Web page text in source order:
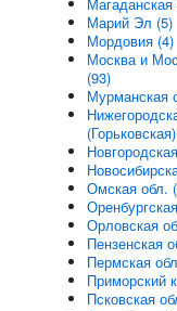
Марий Эл (5)
Мордовия (4)
Москва и
(93)
Мурманская
Омская обл.
Орловская
Пензенская
Пермская
Приморский
Псковская